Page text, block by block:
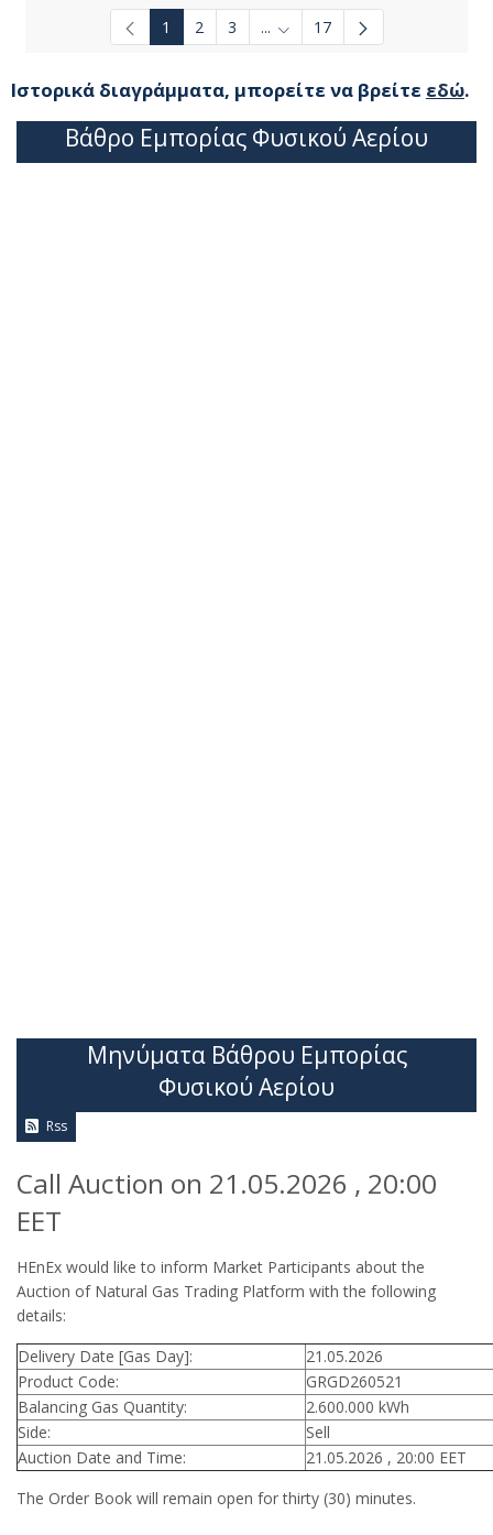
1 2 3 ... Ενδιάμεσες σελίδες Use
17
Ιστορικά διαγράμματα, μπορείτε να βρείτε εδώ.
Βάθρο Εμπορίας Φυσικού Αερίου
Μηνύματα Βάθρου Εμπορίας
Φυσικού Αερίου
Rss
Call Auction on 21.05.2026 , 20:00
EET
HEnEx would like to inform Market Participants about the
Auction of Natural Gas Trading Platform with the following
details:
Delivery Date [Gas Day]:
21.05.2026
Product Code:
GRGD260521
Balancing Gas Quantity:
2.600.000 kWh
Side:
Sell
Auction Date and Time:
21.05.2026 , 20:00 EET
The Order Book will remain open for thirty (30) minutes.